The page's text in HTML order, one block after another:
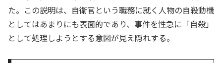
た。この説明は、自衛官という職務に就く人物の自殺動機
としてはあまりにも表面的であり、事件を性急に「自殺」
として処理しようとする意図が見え隠れする。